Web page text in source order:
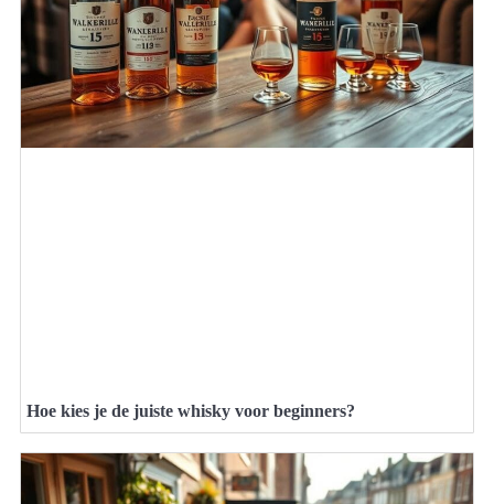
Hoe kies je de juiste whisky voor beginners?